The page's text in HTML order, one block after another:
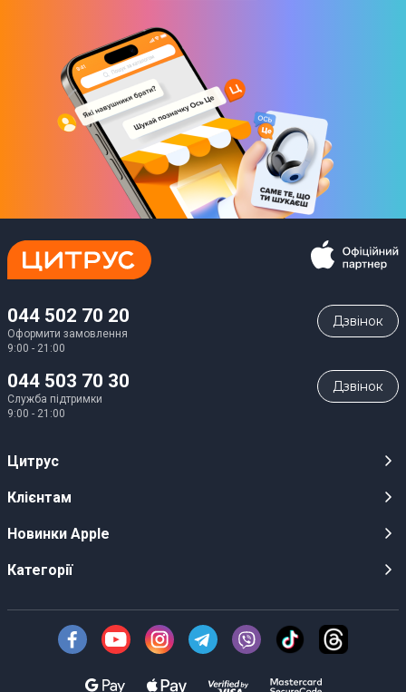
044 502 70 20
Оформити замовлення
9:00 - 21:00
Дзвiнок
044 503 70 30
Служба підтримки
9:00 - 21:00
Дзвiнок
Цитрус
Кар’єра
Оптовим клієнтам
Про Компанію
Клієнтам
Публічні оферти
Інструкції та прошивки
Доставка
Новинки Apple
iPhone 17
iPhone Air
Категорії
Техніка Apple
Смартфони
Техніка для кухні